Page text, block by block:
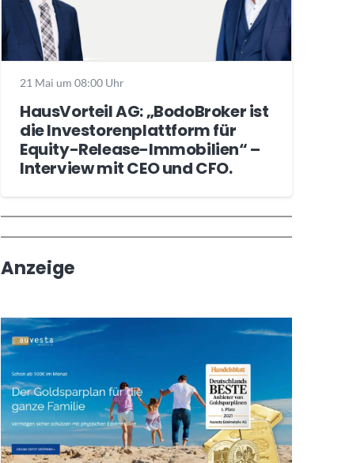
21 Mai um 08:00 Uhr
HausVorteil AG: „BodoBroker ist
die Investorenplattform für
Equity-Release-Immobilien“ –
Interview mit CEO und CFO.
Wochenrückblick
Trendthemen
Anzeige